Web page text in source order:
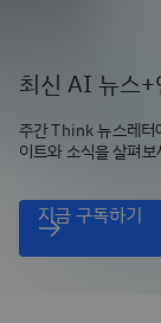
최신 AI 뉴스+
주간 Think 뉴스레터
이트와 소식을 살펴보
지금 구독하기